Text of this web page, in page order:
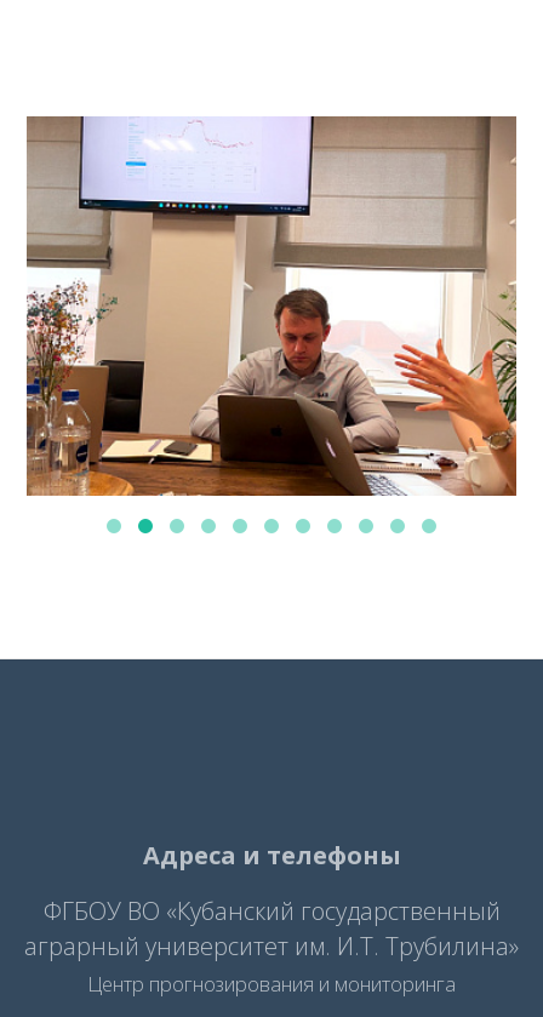
Адреса и телефоны
ФГБОУ ВО «Кубанский государственный
аграрный университет им. И.Т. Трубилина»
Центр прогнозирования и мониторинга